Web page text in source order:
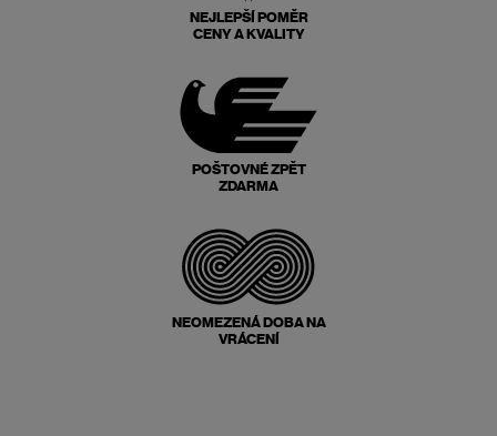
NEJLEPŠÍ POMĚR
CENY A KVALITY
POŠTOVNÉ ZPĚT
ZDARMA
NEOMEZENÁ DOBA NA
VRÁCENÍ